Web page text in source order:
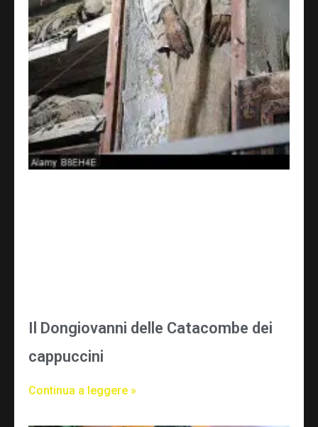
Il Dongiovanni delle Catacombe dei
cappuccini
Continua a leggere »